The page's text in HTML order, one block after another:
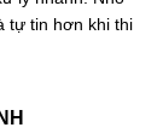
tự tin hơn khi thi